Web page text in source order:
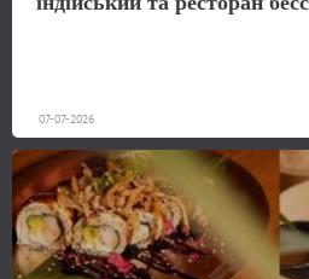
07-07-2026